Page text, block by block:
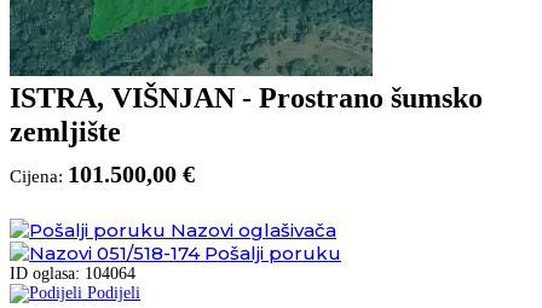
ISTRA, VIŠNJAN - Prostrano šumsko
zemljište
Cijena: 101.500,00 €
Nazovi oglašivača
051/518-174 Pošalji poruku
ID oglasa: 104064
Podijeli